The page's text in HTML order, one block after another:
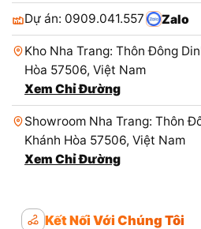
Dự án: 0909.041.557 Zalo
Kho Nha Trang: Thôn Đông
Hòa 57506, Việt Nam
Xem Chỉ Đường
Showroom Nha Trang: Thôn
Khánh Hòa 57506, Việt Nam
Xem Chỉ Đường
Kết Nối Với Chúng Tôi